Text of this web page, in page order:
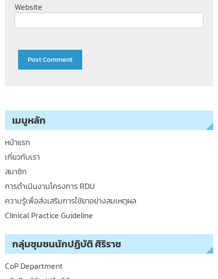
Website
เมนูหลัก
หน้าแรก
เกี่ยวกับเรา
สมาชิก
การดำเนินงานโครงการ RDU
ความรู้เพื่อส่งเสริมการใช้ยาอย่างสมเหตุผล
Clinical Practice Guideline
กลุ่มชุมชนนักปฏิบัติ ศิริราช
CoP Department